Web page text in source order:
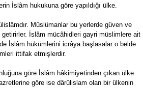
İslâm hukukuna göre yapıldığı ülke.
Müslümanlar bu yerlerde güven ve
İslâm mücâhidleri gayri müslimlere ait
İslâm hükümlerini icrâya başlasalar o belde
ittifak etmişlerdir.
göre İslâm hâkimiyetinden çıkan ülke
göre ise dârülislam olan bir ülkenin